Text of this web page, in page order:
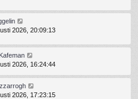
2026, 20:09:13
2026, 16:24:44
2026, 17:23:15